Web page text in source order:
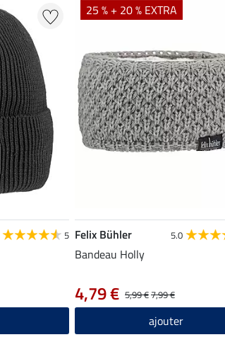
5
25 % + 20 % EXTRA
Felix Bühler 5.0
Bandeau Holly
5,99 €7,99 €
4,79 €
ajouter